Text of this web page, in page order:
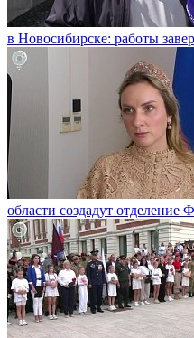
в Новосибирске: работы
области создадут отделение